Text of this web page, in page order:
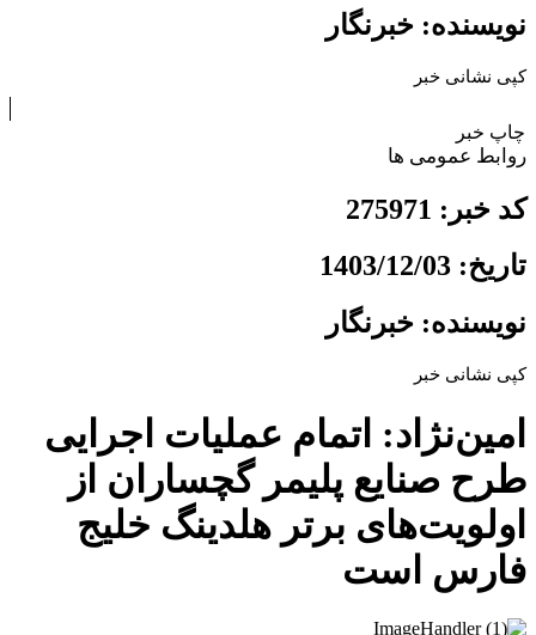
نویسنده: خبرنگار
کپی نشانی خبر
چاپ خبر
روابط عمومی ها
کد خبر: 275971
تاریخ: 1403/12/03
نویسنده: خبرنگار
کپی نشانی خبر
امین‌نژاد: اتمام عملیات اجرایی
طرح صنایع پلیمر گچساران از
اولویت‌های برتر هلدینگ خلیج
فارس است